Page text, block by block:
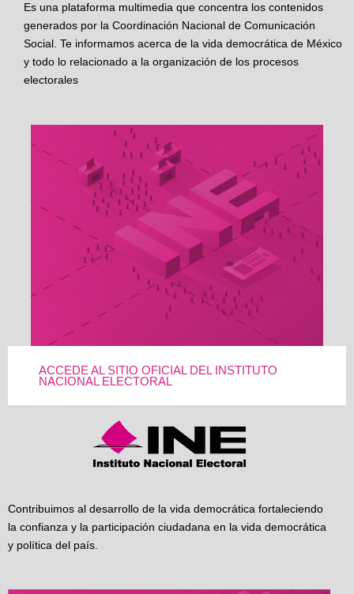
Es una plataforma multimedia que concentra los contenidos
generados por la Coordinación Nacional de Comunicación
Social. Te informamos acerca de la vida democrática de México
y todo lo relacionado a la organización de los procesos
electorales
ACCEDE AL SITIO OFICIAL DEL INSTITUTO
NACIONAL ELECTORAL
Contribuimos al desarrollo de la vida democrática fortaleciendo
la confianza y la participación ciudadana en la vida democrática
y política del país.